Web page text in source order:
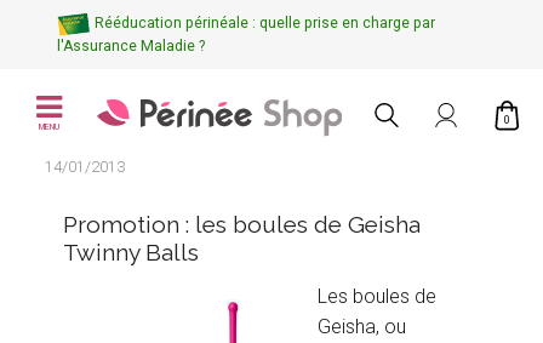
Rééducation périnéale : quelle prise en charge par
l'Assurance Maladie ?
MENU
0
14/01/2013
Promotion : les boules de Geisha
Twinny Balls
Les boules de
Geisha, ou